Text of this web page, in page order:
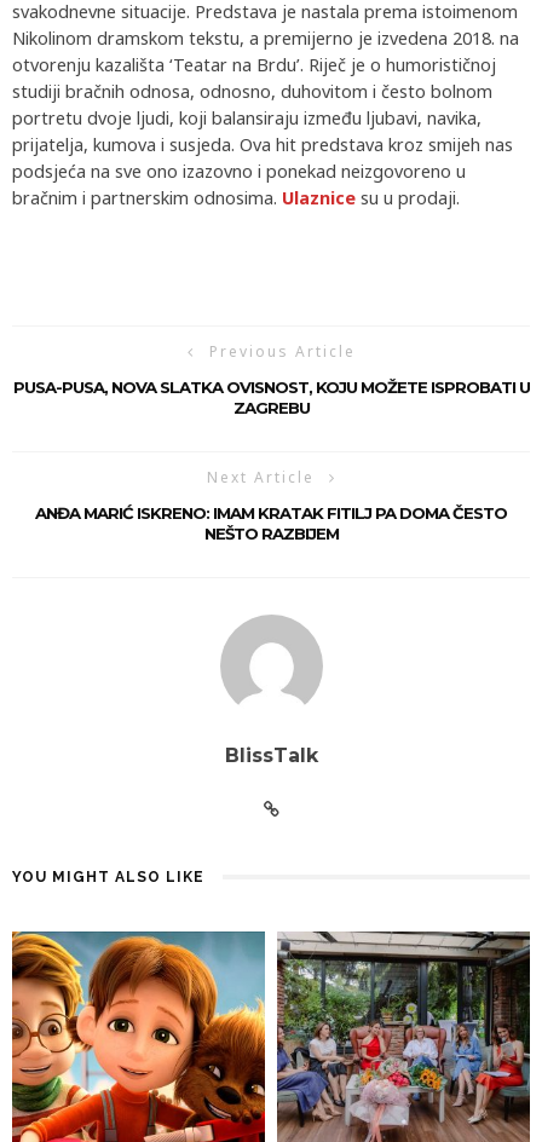
svakodnevne situacije. Predstava je nastala prema istoimenom
Nikolinom dramskom tekstu, a premijerno je izvedena 2018. na
otvorenju kazališta ‘Teatar na Brdu’. Riječ je o humorističnoj
studiji bračnih odnosa, odnosno, duhovitom i često bolnom
portretu dvoje ljudi, koji balansiraju između ljubavi, navika,
prijatelja, kumova i susjeda. Ova hit predstava kroz smijeh nas
podsjeća na sve ono izazovno i ponekad neizgovoreno u
bračnim i partnerskim odnosima. Ulaznice su u prodaji.
Previous Article
PUSA-PUSA, NOVA SLATKA OVISNOST, KOJU MOŽETE ISPROBATI U
ZAGREBU
Next Article
ANĐA MARIĆ ISKRENO: IMAM KRATAK FITILJ PA DOMA ČESTO
NEŠTO RAZBIJEM
BlissTalk
YOU MIGHT ALSO LIKE